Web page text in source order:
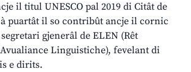
il titul UNESCO pal 2019 di Citât de
puartât il so contribût ancje il cornic
gjenerâl de ELEN (Rêt
Linguistiche), fevelant di
e dirits.